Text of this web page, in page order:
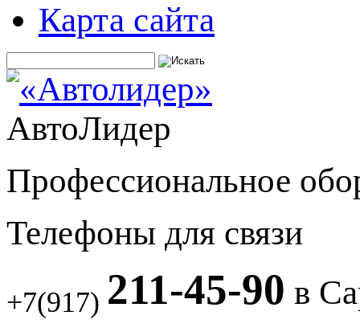
Карта сайта
АвтоЛидер
Профессиональное
Телефоны для связи
+7(917) 211-45-90 в